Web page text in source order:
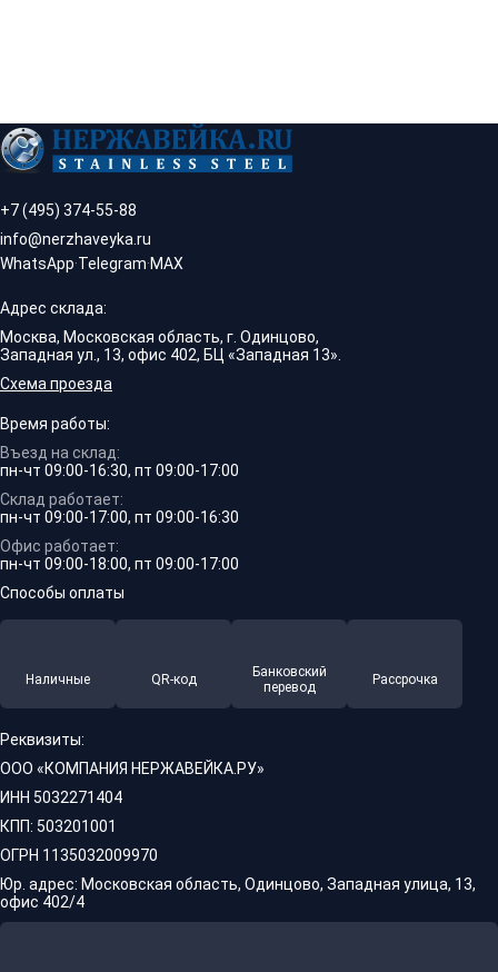
+7 (495) 374-55-88
info@nerzhaveyka.ru
WhatsApp·Telegram·MAX
Адрес склада:
Москва, Московская область, г. Одинцово,
Западная ул., 13, офис 402, БЦ «Западная 13».
Схема проезда
Время работы:
Въезд на склад:
пн-чт 09:00-16:30, пт 09:00-17:00
Склад работает:
пн-чт 09:00-17:00, пт 09:00-16:30
Офис работает:
пн-чт 09:00-18:00, пт 09:00-17:00
Способы оплаты
Наличные QR-код
Банковский
перевод
Рассрочка
Реквизиты:
ООО «КОМПАНИЯ НЕРЖАВЕЙКА.РУ»
ИНН 5032271404
КПП: 503201001
ОГРН 1135032009970
Юр. адрес: Московская область, Одинцово, Западная улица, 13,
офис 402/4